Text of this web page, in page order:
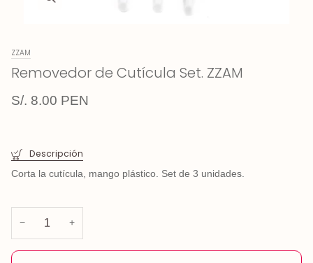
ZZAM
Removedor de Cutícula Set. ZZAM
S/. 8.00 PEN
Descripción
Corta la cutícula, mango plástico. Set de 3 unidades.
− +